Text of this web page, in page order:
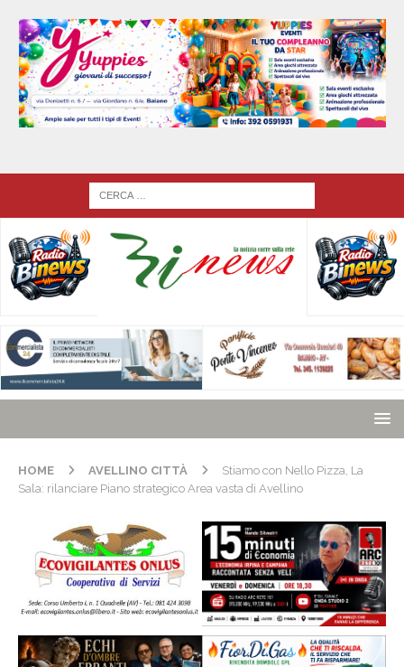
HOME AVELLINO CITTÀ
Stiamo con Nello Pizza, La
Sala: rilanciare Piano strategico Area vasta di Avellino